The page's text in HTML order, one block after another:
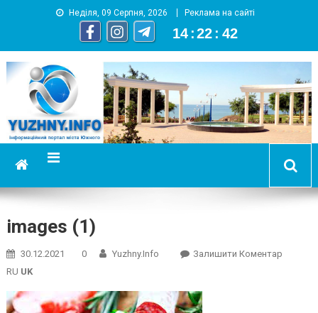
Неділя, 09 Серпня, 2026 Реклама на сайті
14 :22 : 42
YUZHNY.INFO
информационный портал города Южный
images (1)
30.12.2021 0 Yuzhny.info Залишити КоментарOn
RU UK